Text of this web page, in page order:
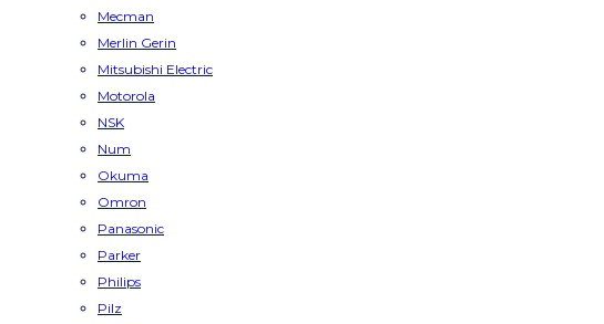
Mecman
Merlin Gerin
Mitsubishi Electric
Motorola
NSK
Num
Okuma
Omron
Panasonic
Parker
Philips
Pilz